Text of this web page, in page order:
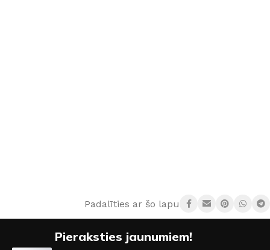
Padalīties ar šo lapu:
Pieraksties jaunumiem!